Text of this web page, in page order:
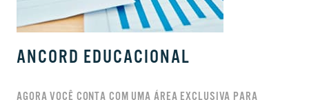
ANCORD EDUCACIONAL
AGORA VOCÊ CONTA COM UMA ÁREA EXCLUSIVA PARA